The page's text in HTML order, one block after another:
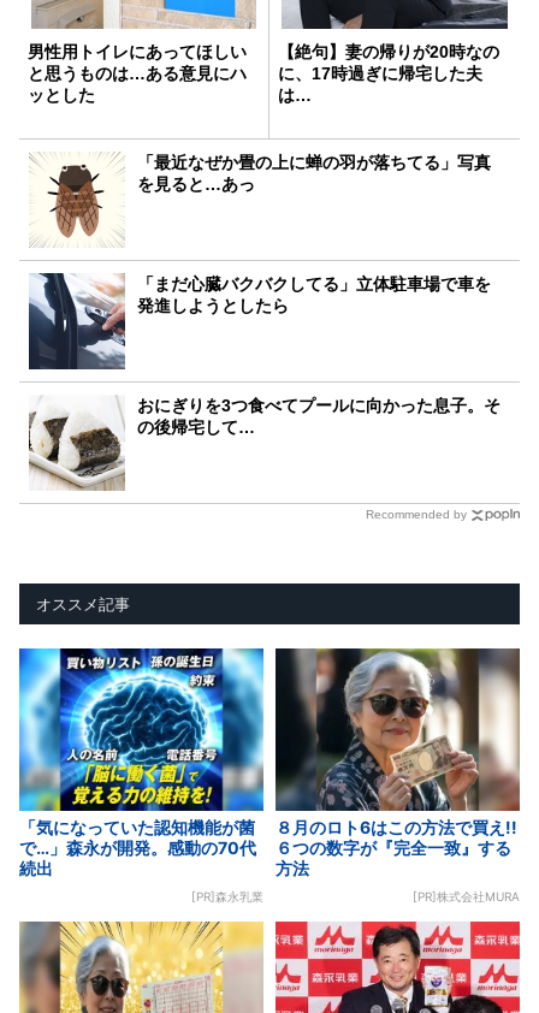
男性用トイレにあってほしい
と思うものは…ある意見にハ
ッとした
【絶句】妻の帰りが20時なの
に、17時過ぎに帰宅した夫
は…
「最近なぜか畳の上に蝉の羽が落ちてる」写真
を見ると…あっ
「まだ心臓バクバクしてる」立体駐車場で車を
発進しようとしたら
おにぎりを3つ食べてプールに向かった息子。そ
の後帰宅して…
Recommended by
オススメ記事
「気になっていた認知機能が菌
で…」森永が開発。感動の70代
続出
[PR]森永乳業
８月のロト6はこの方法で買え!!
６つの数字が『完全一致』する
方法
[PR]株式会社MURA